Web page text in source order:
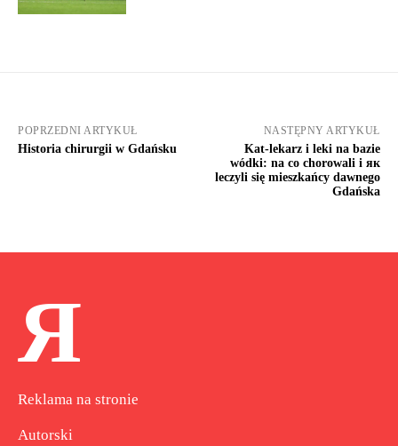
POPRZEDNI ARTYKUŁ
Historia chirurgii w Gdańsku
NASTĘPNY ARTYKUŁ
Kat-lekarz i leki na bazie
wódki: na co chorowali i як
leczyli się mieszkańcy dawnego
Gdańska
Я
Reklama na stronie
Autorski